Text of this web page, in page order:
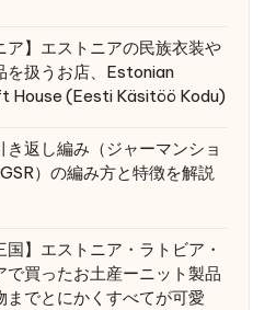
ア】エストニアの民族衣装や
を扱うお店、Estonian
House (Eesti Käsitöö Kodu)
き返し編み（ジャーマンショ
）の編み方と特徴を解説
国】エストニア・ラトビア・
で買ったお土産ーニット製品
までとにかくすべてが可愛